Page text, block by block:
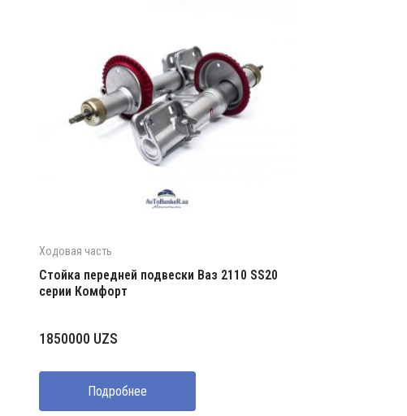
Ходовая часть
Стойка передней подвески Ваз 2110 SS20
серии Комфорт
1850000 UZS
Подробнее